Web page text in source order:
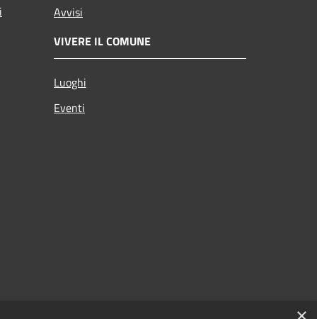
Avvisi
VIVERE IL COMUNE
Luoghi
Eventi